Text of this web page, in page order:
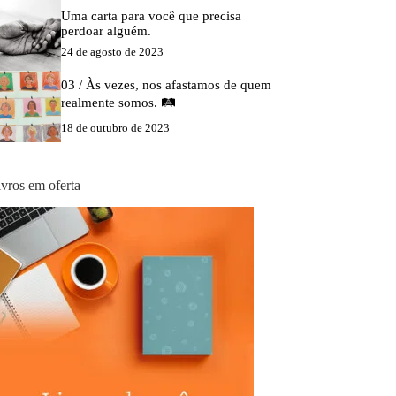
Uma carta para você que precisa
perdoar alguém.
24 de agosto de 2023
03 / Às vezes, nos afastamos de quem
realmente somos. 🛤️
18 de outubro de 2023
em oferta